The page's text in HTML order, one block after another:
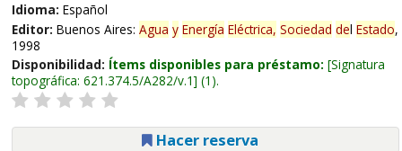
Idioma: Español
Editor: Buenos Aires: Agua y Energía Eléctrica, Sociedad del Estado,
1998
Disponibilidad: Ítems disponibles para préstamo: Signatura
topográfica: 621.374.5/A282/v.1 (1).
Hacer reserva